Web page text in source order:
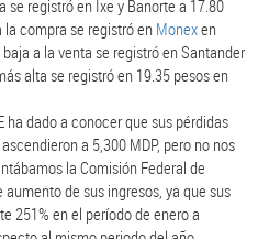
registró en Ixe y Banorte a 17.80
compra se registró en Monexen
a la venta se registró en Santander
alta se registró en 19.35 pesos en
ha dado a conocer que sus pérdidas
a 5,300 MDP, pero no nos
la Comisión Federal de
de sus ingresos, ya que sus
251% en el período de enero a